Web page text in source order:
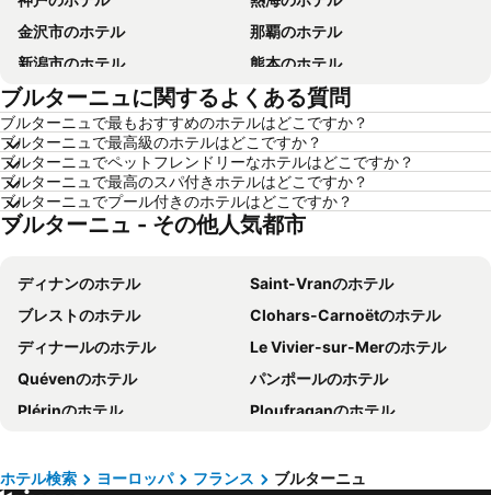
金沢市のホテル
那覇のホテル
新潟市のホテル
熊本のホテル
箱根のホテル
ソウルのホテル
鹿児島のホテル
別府のホテル
軽井沢のホテル
高知のホテル
長崎のホテル
盛岡のホテル
浦安市のホテル
山梨県のホテル
関東地方のホテル
石川県のホテル
宮城県のホテル
兵庫県のホテル
近畿地方のホテル
鳥取県のホテル
島根県のホテル
群馬県のホテル
新潟県のホテル
大阪府のホテル
山口のホテル
九州地方のホテル
ブルターニュに関するよくある質問
ブルターニュで最もおすすめのホテルはどこですか？
ブルターニュで最高級のホテルはどこですか？
ブルターニュでペットフレンドリーなホテルはどこですか？
ブルターニュで最高のスパ付きホテルはどこですか？
ブルターニュでプール付きのホテルはどこですか？
ブルターニュ - その他人気都市
ディナンのホテル
Saint-Vranのホテル
ブレストのホテル
Clohars-Carnoëtのホテル
ディナールのホテル
Le Vivier-sur-Merのホテル
Quévenのホテル
パンポールのホテル
Plérinのホテル
Ploufraganのホテル
Pleine-Fougèresのホテル
ドル ド ブルターニュのホテル
ホテル検索 ヨーロッパ フランス ブルターニュ